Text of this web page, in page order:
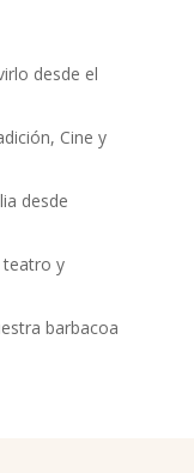
desde el
Cine y
desde
teatro y
barbacoa